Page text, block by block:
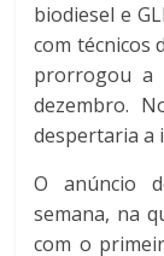
biodiesel e
com técnicos
prorrogou a
dezembro.
despertaria a
O anúncio
semana, na
com o